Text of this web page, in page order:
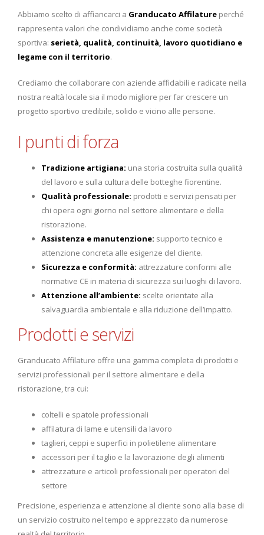
Abbiamo scelto di affiancarci a Granducato Affilature perché
rappresenta valori che condividiamo anche come società
sportiva: serietà, qualità, continuità, lavoro quotidiano e
legame con il territorio.
Crediamo che collaborare con aziende affidabili e radicate nella
nostra realtà locale sia il modo migliore per far crescere un
progetto sportivo credibile, solido e vicino alle persone.
I punti di forza
Tradizione artigiana: una storia costruita sulla qualità
del lavoro e sulla cultura delle botteghe fiorentine.
Qualità professionale: prodotti e servizi pensati per
chi opera ogni giorno nel settore alimentare e della
ristorazione.
Assistenza e manutenzione: supporto tecnico e
attenzione concreta alle esigenze del cliente.
Sicurezza e conformità: attrezzature conformi alle
normative CE in materia di sicurezza sui luoghi di lavoro.
Attenzione all’ambiente: scelte orientate alla
salvaguardia ambientale e alla riduzione dell’impatto.
Prodotti e servizi
Granducato Affilature offre una gamma completa di prodotti e
servizi professionali per il settore alimentare e della
ristorazione, tra cui:
coltelli e spatole professionali
affilatura di lame e utensili da lavoro
taglieri, ceppi e superfici in polietilene alimentare
accessori per il taglio e la lavorazione degli alimenti
attrezzature e articoli professionali per operatori del
settore
Precisione, esperienza e attenzione al cliente sono alla base di
un servizio costruito nel tempo e apprezzato da numerose